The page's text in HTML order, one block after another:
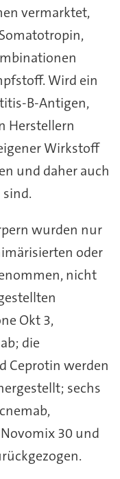
vermarktet,
Wird ein
B-Antigen,
Herstellern
Wirkstoff
und daher auch
wurden nur
oder
nicht
Okt 3,
die
Ceprotin werden
sechs
30 und